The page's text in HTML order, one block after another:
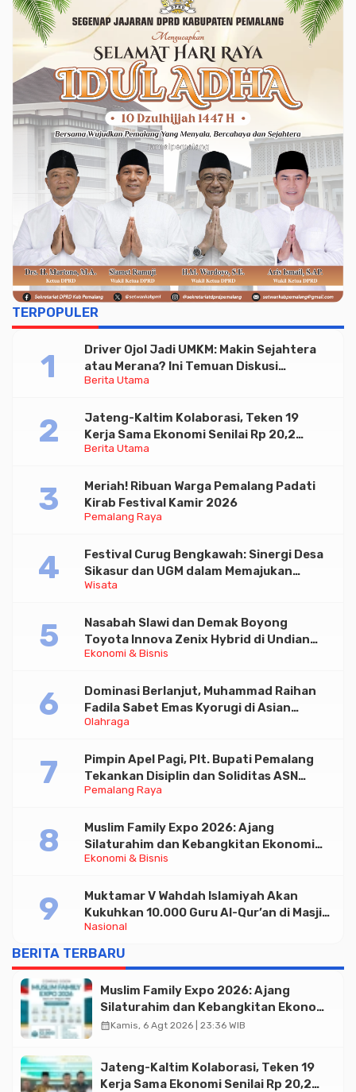
TERPOPULER
Berita Utama
Driver Ojol Jadi UMKM: Makin Sejahtera
atau Merana? Ini Temuan Diskusi
Paramadina
Berita Utama
Jateng-Kaltim Kolaborasi, Teken 19
Kerja Sama Ekonomi Senilai Rp 20,2
Triliun
Pemalang Raya
Meriah! Ribuan Warga Pemalang Padati
Kirab Festival Kamir 2026
Wisata
Festival Curug Bengkawah: Sinergi Desa
Sikasur dan UGM dalam Memajukan
Wisata serta UMKM Lokal
Ekonomi & Bisnis
Nasabah Slawi dan Demak Boyong
Toyota Innova Zenix Hybrid di Undian
Tabungan Bima Bank Jateng
Olahraga
Dominasi Berlanjut, Muhammad Raihan
Fadila Sabet Emas Kyorugi di Asian
Taekwondo Indonesia Open 2026
Pemalang Raya
Pimpin Apel Pagi, Plt. Bupati Pemalang
Tekankan Disiplin dan Soliditas ASN
untuk Pelayanan Publik
Ekonomi & Bisnis
Muslim Family Expo 2026: Ajang
Silaturahim dan Kebangkitan Ekonomi
Halal di Jakarta
Nasional
Muktamar V Wahdah Islamiyah Akan
Kukuhkan 10.000 Guru Al-Qur’an di Masjid
Istiqlal
BERITA TERBARU
Muslim Family Expo 2026: Ajang
Silaturahim dan Kebangkitan Ekonomi
Halal di Jakarta
calendar_monthKamis, 6 Agt 2026 | 23:36 WIB
Jateng-Kaltim Kolaborasi, Teken 19
Kerja Sama Ekonomi Senilai Rp 20,2